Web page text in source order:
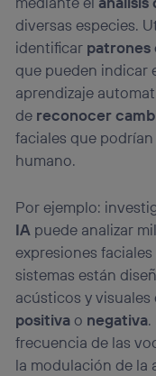
diversas especies.
identificar patrones
que pueden indicar
aprendizaje
de reconocer
faciales que
humano.
Por ejemplo:
IA puede analizar
expresiones
sistemas están
acústicos y
positivao negativa.
frecuencia de las
la modulación de la